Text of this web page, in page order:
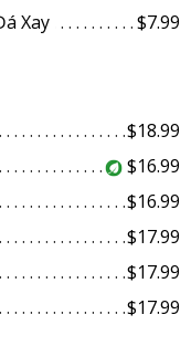
Xay
$7.99
$18.99
$16.99
$16.99
$17.99
$17.99
$17.99